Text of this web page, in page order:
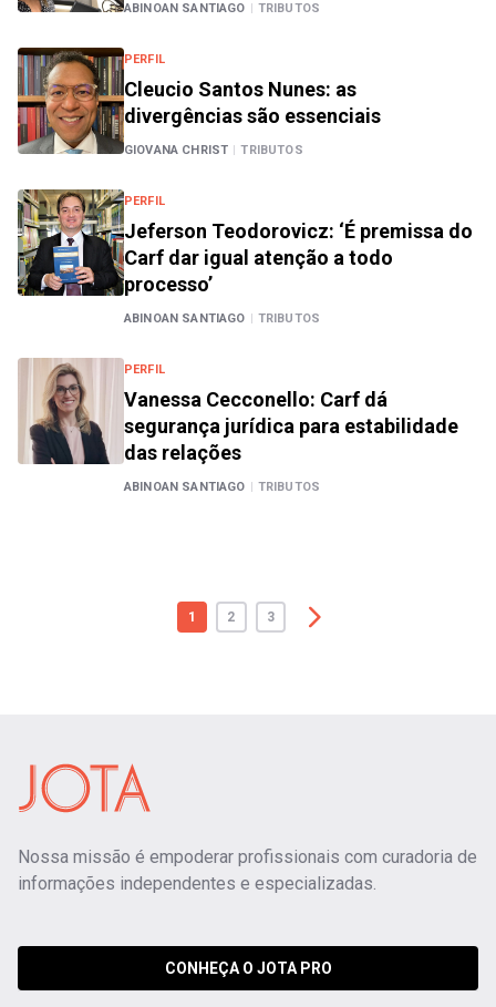
ABINOAN SANTIAGO | TRIBUTOS
PERFIL
Cleucio Santos Nunes: as
divergências são essenciais
GIOVANA CHRIST | TRIBUTOS
PERFIL
Jeferson Teodorovicz: ‘É premissa do
Carf dar igual atenção a todo
processo’
ABINOAN SANTIAGO | TRIBUTOS
PERFIL
Vanessa Cecconello: Carf dá
segurança jurídica para estabilidade
das relações
ABINOAN SANTIAGO | TRIBUTOS
1 2 3
Nossa missão é empoderar profissionais com curadoria de
informações independentes e especializadas.
CONHEÇA O JOTA PRO